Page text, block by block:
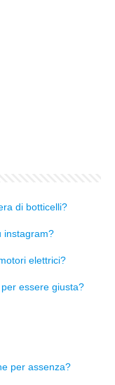
di botticelli?
instagram?
elettrici?
essere giusta?
per assenza?